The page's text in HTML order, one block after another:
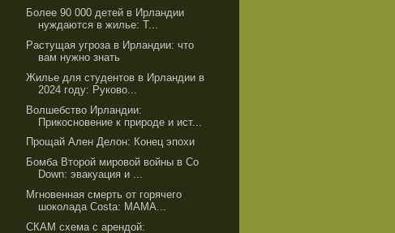
Более 90 000 детей в Ирландии
нуждаются в жилье: Т...
Растущая угроза в Ирландии: что
вам нужно знать
Жилье для студентов в Ирландии в
2024 году: Руково...
Волшебство Ирландии:
Прикосновение к природе и ист...
Прощай Ален Делон: Конец эпохи
Бомба Второй мировой войны в Co
Down: эвакуация и ...
Мгновенная смерть от горячего
шоколада Costa: МАМА...
СКАМ схема с арендой: